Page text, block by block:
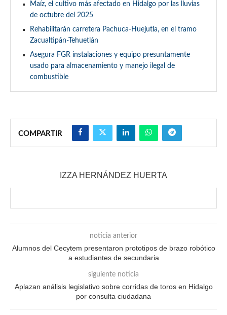
Maíz, el cultivo más afectado en Hidalgo por las lluvias
de octubre del 2025
Rehabilitarán carretera Pachuca-Huejutla, en el tramo
Zacualtipán-Tehuetlán
Asegura FGR instalaciones y equipo presuntamente
usado para almacenamiento y manejo ilegal de
combustible
COMPARTIR
IZZA HERNÁNDEZ HUERTA
noticia anterior
Alumnos del Cecytem presentaron prototipos de brazo robótico
a estudiantes de secundaria
siguiente noticia
Aplazan análisis legislativo sobre corridas de toros en Hidalgo
por consulta ciudadana